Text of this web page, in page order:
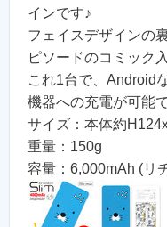
インです♪
フェイスデザインの
ピソードのコミック入
これ1台で、Android
機器への充電が可能で
サイズ：本体約
重量：150g
容量：6,000mAh (リ